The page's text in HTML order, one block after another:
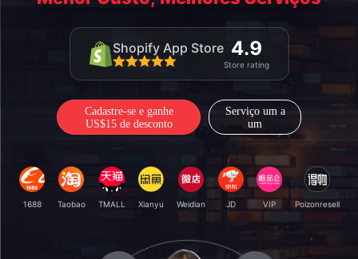
Shopify App Store 4.9
Store rating
Cadastre-se e ganhe
US$15 de desconto
Serviço um a
um
1688 Taobao TMALL Xianyu Weidian JD VIP Poizonresell